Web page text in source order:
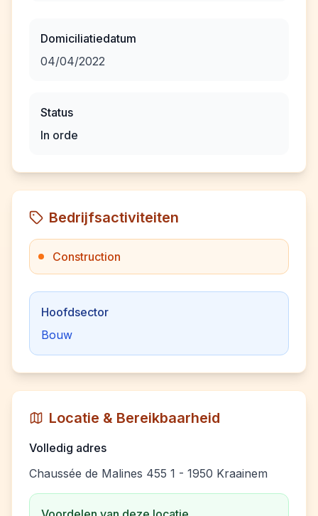
Domiciliatiedatum
04/04/2022
Status
In orde
Bedrijfsactiviteiten
Construction
Hoofdsector
Bouw
Locatie & Bereikbaarheid
Volledig adres
Chaussée de Malines 455 1 - 1950 Kraainem